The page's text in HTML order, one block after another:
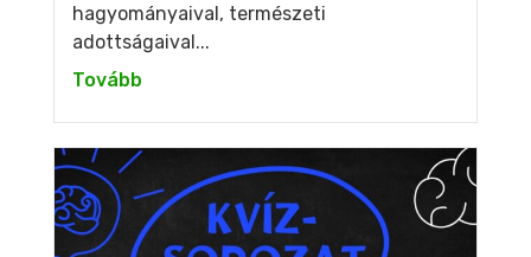
hagyományaival, természeti
adottságaival...
Tovább